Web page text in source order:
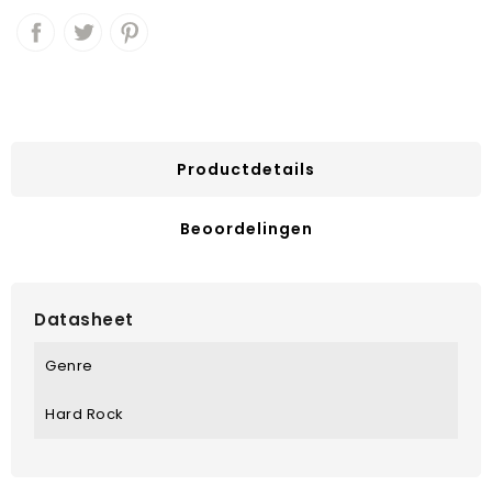
Productdetails
Beoordelingen
Datasheet
Genre
Hard Rock